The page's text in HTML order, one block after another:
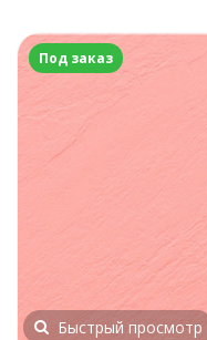
Под заказ
Быстрый просмотр